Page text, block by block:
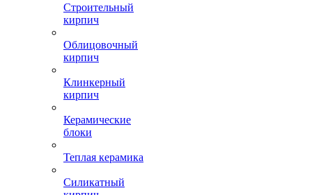
Строительный
кирпич
Облицовочный
кирпич
Клинкерный
кирпич
Керамические
блоки
Теплая керамика
Силикатный